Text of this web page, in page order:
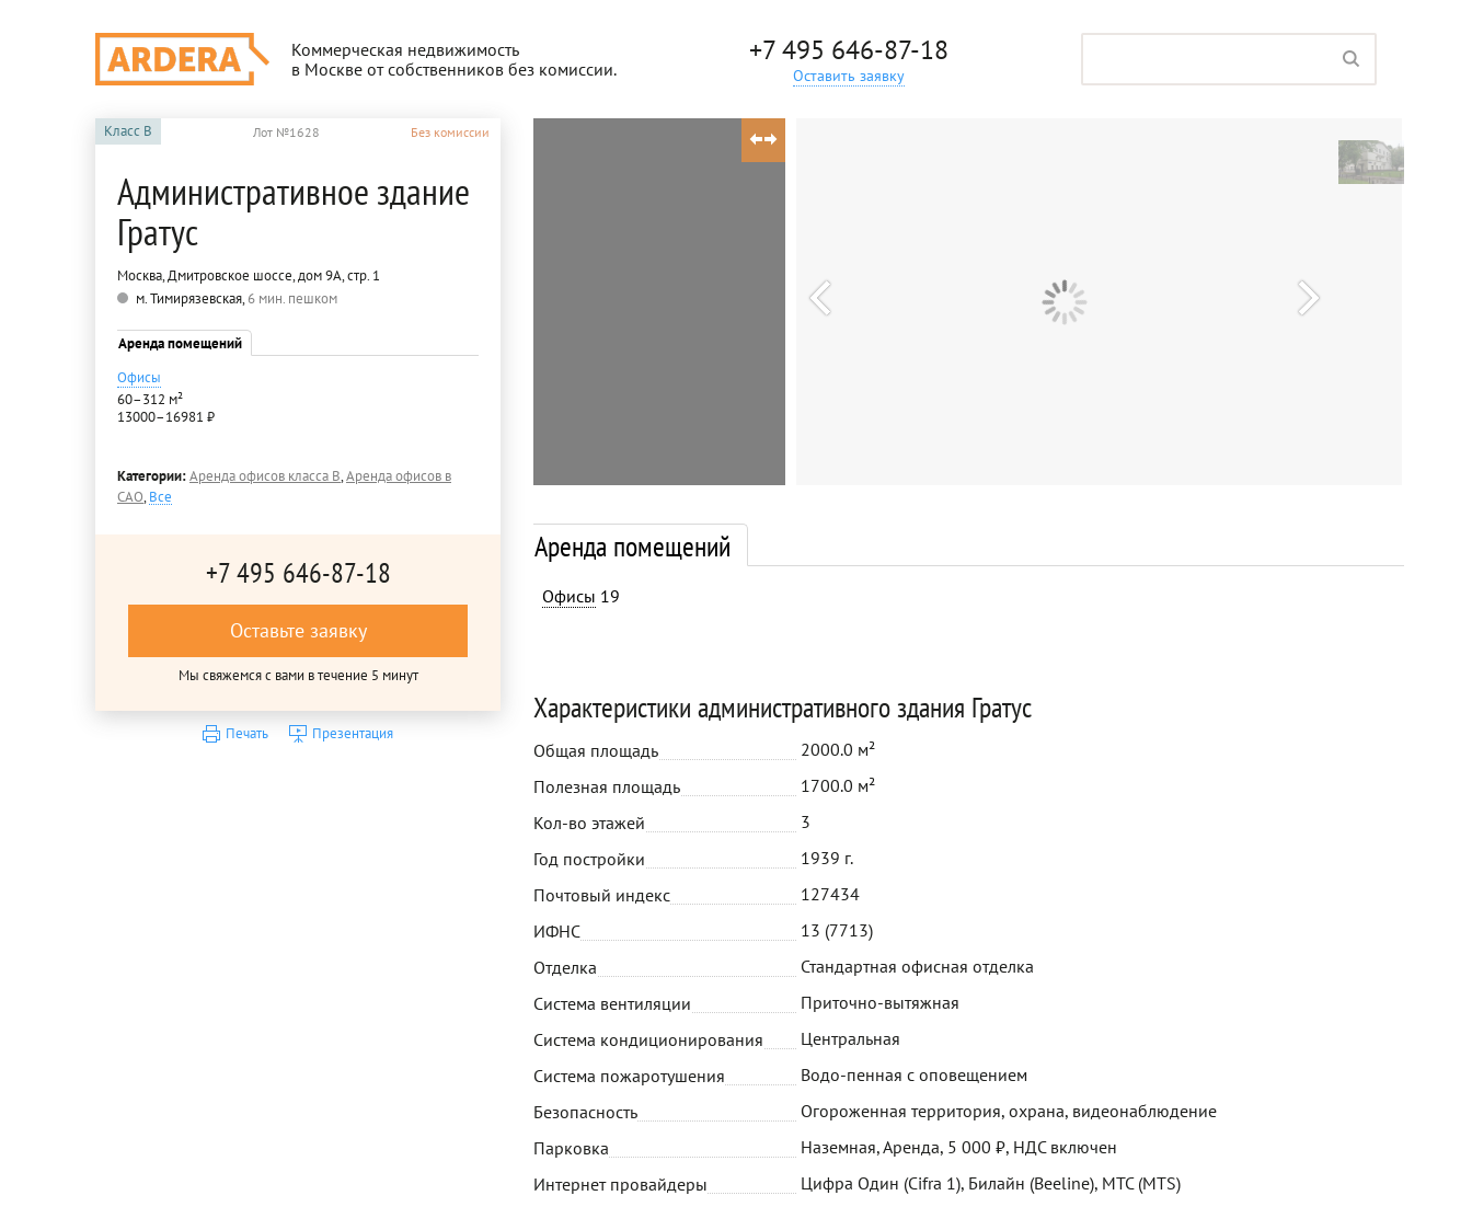
Коммерческая недвижимость
в Москве от собственников без комиссии.
+7 495 646-87-18
Оставить заявку
Класс B Лот №1628 Без комиссии
Административное здание
Гратус
Москва, Дмитровское шоссе, дом 9А, стр. 1
м. Тимирязевская,6 мин. пешком
Аренда помещений
Офисы
60–312 м²
13000–16981 ₽
Категории:Аренда офисов класса B,Аренда офисов в
САО,Все
+7 495 646-87-18
Оставьте заявку
Мы свяжемся с вами в течение 5 минут
Печать Презентация
Аренда помещений
Офисы 19
Характеристики административного здания Гратус
Общая площадь
2000.0 м²
Полезная площадь
1700.0 м²
Кол-во этажей
3
Год постройки
1939 г.
Почтовый индекс
127434
ИФНС
13 (7713)
Отделка
Стандартная офисная отделка
Система вентиляции
Приточно-вытяжная
Система кондиционирования
Центральная
Система пожаротушения
Водо-пенная с оповещением
Безопасность
Огороженная территория, охрана, видеонаблюдение
Парковка
Наземная, Аренда, 5 000 ₽, НДС включен
Интернет провайдеры
Цифра Один (Cifra 1), Билайн (Beeline), МТС (MTS)